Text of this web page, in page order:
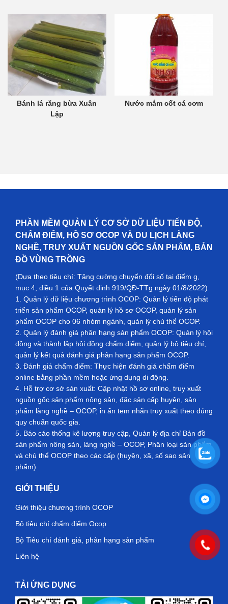
Bánh lá răng bừa Xuân
Lập
Nước mắm cốt cá cơm
PHẦN MỀM QUẢN LÝ CƠ SỞ DỮ LIỆU TIẾN ĐỘ,
CHẤM ĐIỂM, HỒ SƠ OCOP VÀ DU LỊCH LÀNG
NGHỀ, TRUY XUẤT NGUỒN GỐC SẢN PHẨM, BẢN
ĐỒ VÙNG TRỒNG
(Dựa theo tiêu chí: Tăng cường chuyển đổi số tại điểm g,
mục 4, điều 1 của Quyết định 919/QĐ-TTg ngày 01/8/2022)
1. Quản lý dữ liệu chương trình OCOP: Quản lý tiến độ phát
triển sản phẩm OCOP, quản lý hồ sơ OCOP, quản lý sản
phẩm OCOP cho 06 nhóm ngành, quản lý chủ thể OCOP.
2. Quản lý đánh giá phân hạng sản phẩm OCOP: Quản lý hội
đồng và thành lập hội đồng chấm điểm, quản lý bộ tiêu chí,
quản lý kết quả đánh giá phân hạng sản phẩm OCOP.
3. Đánh giá chấm điểm: Thực hiện đánh giá chấm điểm
online bằng phần mềm hoặc ứng dụng di động.
4. Hỗ trợ cơ sở sản xuất: Cập nhật hồ sơ online, truy xuất
nguồn gốc sản phẩm nông sản, đặc sản cấp huyện, sản
phẩm làng nghề – OCOP, in ấn tem nhãn truy xuất theo đúng
quy chuẩn quốc gia.
5. Báo cáo thống kê lượng truy cập, Quản lý địa chỉ Bản đồ
sản phẩm nông sản, làng nghề – OCOP, Phân loại sản phẩm
và chủ thể OCOP theo các cấp (huyện, xã, số sao sản
phẩm).
GIỚI THIỆU
Giới thiệu chương trình OCOP
Bộ tiêu chí chấm điểm Ocop
Bộ Tiêu chí đánh giá, phân hạng sản phẩm
Liên hệ
TẢI ỨNG DỤNG